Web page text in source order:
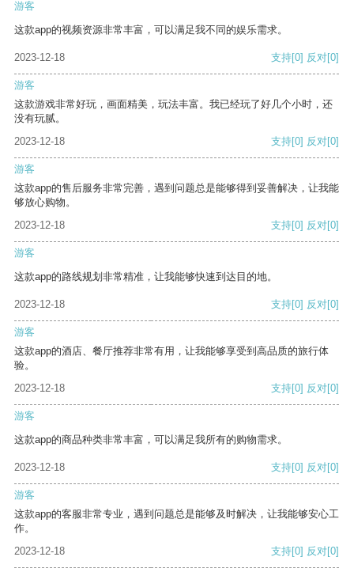
游客
这款app的视频资源非常丰富，可以满足我不同的娱乐需求。
2023-12-18 支持[0] 反对[0]
游客
这款游戏非常好玩，画面精美，玩法丰富。我已经玩了好几个小时，还
没有玩腻。
2023-12-18
支持[0] 反对[0]
游客
这款app的售后服务非常完善，遇到问题总是能够得到妥善解决，让我能
够放心购物。
2023-12-18
支持[0] 反对[0]
游客
这款app的路线规划非常精准，让我能够快速到达目的地。
2023-12-18 支持[0] 反对[0]
游客
这款app的酒店、餐厅推荐非常有用，让我能够享受到高品质的旅行体
验。
2023-12-18
支持[0] 反对[0]
游客
这款app的商品种类非常丰富，可以满足我所有的购物需求。
2023-12-18 支持[0] 反对[0]
游客
这款app的客服非常专业，遇到问题总是能够及时解决，让我能够安心工
作。
2023-12-18
支持[0] 反对[0]